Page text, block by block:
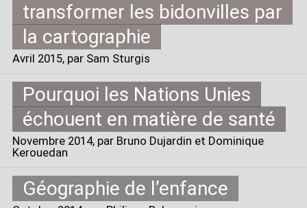
transformer les bidonvilles par
la cartographie
Avril 2015, par Sam Sturgis
Pourquoi les Nations Unies
échouent en matière de santé
Novembre 2014, par Bruno Dujardin et Dominique
Kerouedan
Géographie de l’enfance